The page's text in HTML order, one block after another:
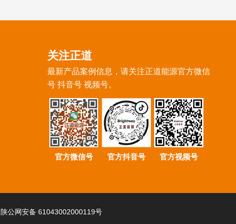
关注正道
最新产品案例信息，请关注正道能源官方微信
号 抖音号 视频号。
官方微信号 官方抖音号 官方视频号
陕公网安备 61043002000119号